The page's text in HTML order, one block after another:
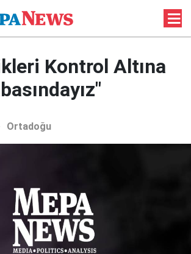
Kontrol Altına
Ortadoğu